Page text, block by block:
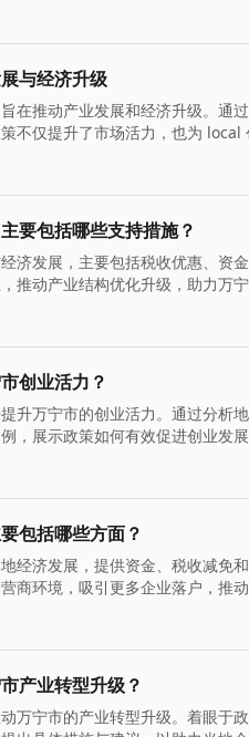
与经济升级
在推动产业发展和经济升级。通
不仅提升了市场活力，也为
要包括哪些支持措施？
济发展，主要包括税收优惠、资
推动产业结构优化升级，助力万
创业活力？
升万宁市的创业活力。通过分析
，展示政策如何有效促进创业发
包括哪些方面？
经济发展，提供资金、税收减免
商环境，吸引更多企业落户，推
产业转型升级？
万宁市的产业转型升级。着眼于